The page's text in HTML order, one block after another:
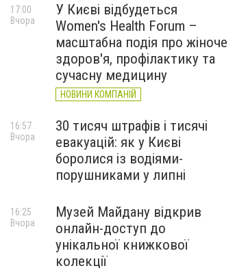
У Києві відбудеться
Women's Health Forum –
масштабна подія про жіноче
здоров'я, профілактику та
сучасну медицину
НОВИНИ КОМПАНІЙ
17:00
Вчора
30 тисяч штрафів і тисячі
евакуацій: як у Києві
боролися із водіями-
порушниками у липні
16:57
Вчора
Музей Майдану відкрив
онлайн-доступ до
унікальної книжкової
колекції
16:25
Вчора